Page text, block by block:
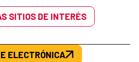
SITIOS DE INTERÉS
ELECTRÓNICA